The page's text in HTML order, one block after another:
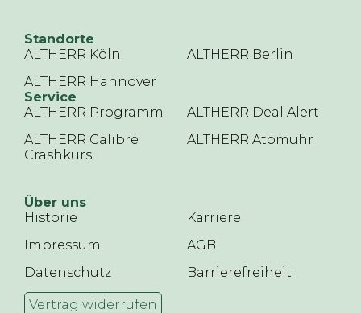
Standorte
ALTHERR Köln
ALTHERR Berlin
ALTHERR Hannover
Service
ALTHERR Programm
ALTHERR Deal Alert
ALTHERR Calibre
Crashkurs
ALTHERR Atomuhr
Über uns
Historie
Karriere
Impressum
AGB
Datenschutz
Barrierefreiheit
Vertrag widerrufen